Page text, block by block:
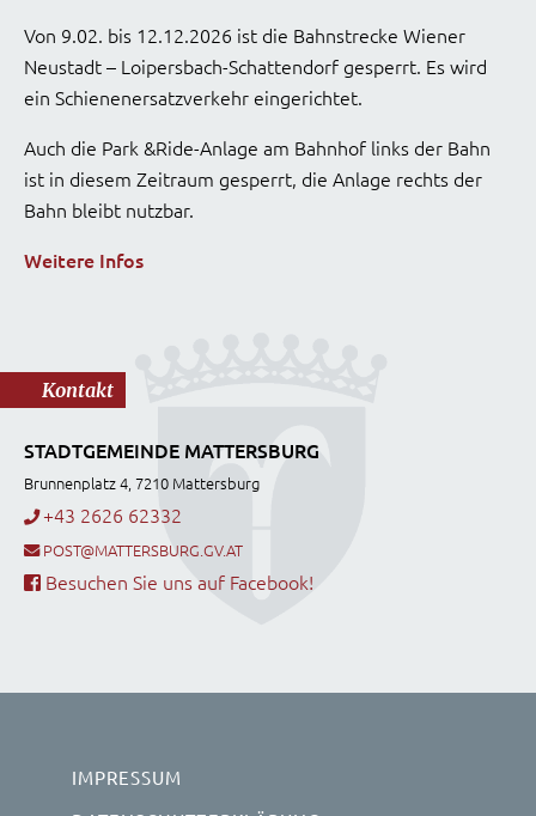
Von 9.02. bis 12.12.2026 ist die Bahnstrecke Wiener
Neustadt – Loipersbach-Schattendorf gesperrt. Es wird
ein Schienenersatzverkehr eingerichtet.
Auch die Park &Ride-Anlage am Bahnhof links der Bahn
ist in diesem Zeitraum gesperrt, die Anlage rechts der
Bahn bleibt nutzbar.
Weitere Infos
Kontakt
STADTGEMEINDE MATTERSBURG
Brunnenplatz 4, 7210 Mattersburg
+43 2626 62332
POST@MATTERSBURG.GV.AT
Besuchen Sie uns auf Facebook!
IMPRESSUM